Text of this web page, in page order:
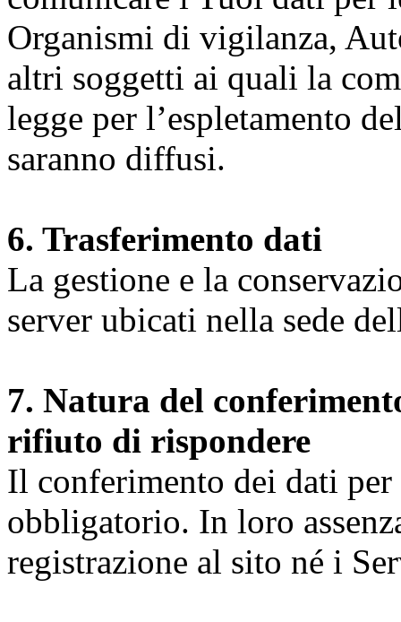
Organismi di vigilanza,
altri soggetti ai quali la
legge per l’espletamento
saranno diffusi.
6. Trasferimento dati
La gestione e la
server ubicati nella sede
7. Natura del
rifiuto di rispondere
Il conferimento dei dati
obbligatorio. In loro
registrazione al sito né i